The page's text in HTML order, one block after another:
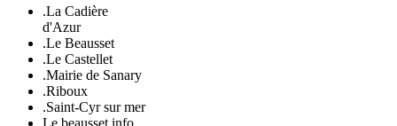
.La Cadière
d'Azur
.Le Beausset
.Le Castellet
.Mairie de Sanary
.Riboux
.Saint-Cyr sur mer